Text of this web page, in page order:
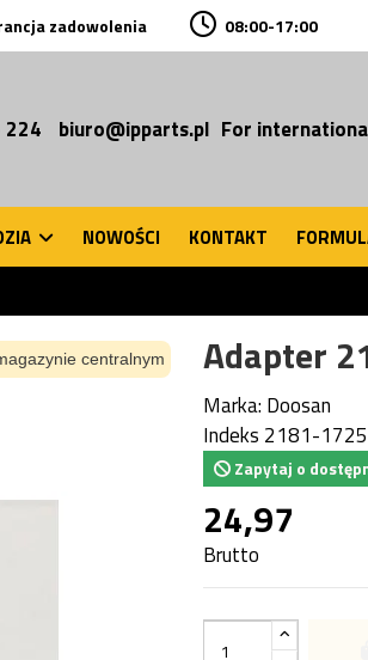
zadowolenia 08:00-17:00
224 biuro@ipparts.pl For
NOWOŚCI KONTAKT
centralnym Adapter
Marka: Doosan
Indeks 2181-1725
Zapytaj o
24,97
Brutto